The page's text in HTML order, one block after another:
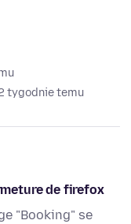
tygodnie temu
de firefox
"Booking" se